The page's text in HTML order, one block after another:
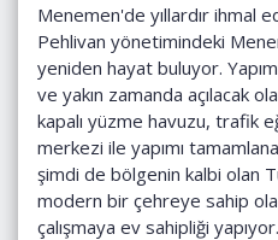
Menemen'de yıllardır ihmal
Pehlivan yönetimindeki
yeniden hayat buluyor.
ve yakın zamanda açılacak
kapalı yüzme havuzu, trafik
merkezi ile yapımı
şimdi de bölgenin kalbi olan
modern bir çehreye sahip
çalışmaya ev sahipliği yapıyor.